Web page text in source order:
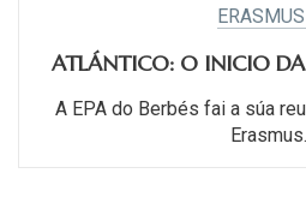
ATLÁNTICO: O INICIO DA
A EPA do Berbés fai a súa
Erasmus.